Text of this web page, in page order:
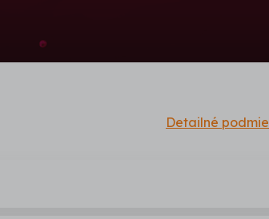
Detailné